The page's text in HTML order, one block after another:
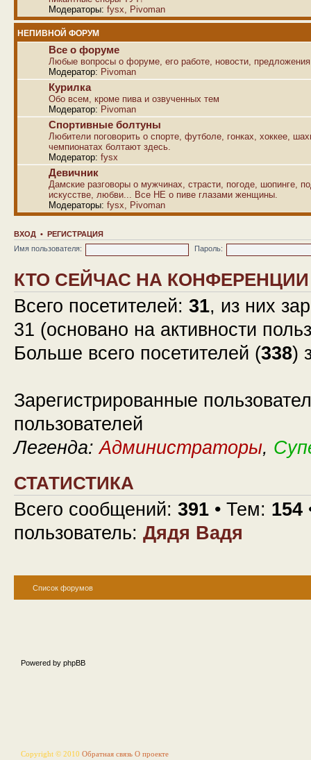
Модераторы: fysx Pivoman
НЕПИВНОЙ ФОРУМ
Все о форуме
Любые вопросы о форуме, его работе, новости,
Модератор: Pivoman
Курилка
Обо всем, кроме пива и озвученных тем
Модератор: Pivoman
Спортивные болтуны
Любители поговорить о спорте, футболе, гонках, хоккее,
чемпионатах болтают здесь.
Модератор: fysx
Девичник
Дамские разговоры о мужчинах, страсти, погоде, шопинге,
искусстве, любви... Все НЕ о пиве глазами женщины.
Модераторы: fysx Pivoman
ВХОД • РЕГИСТРАЦИЯ
Имя пользователя:
Пароль:
КТО СЕЙЧАС НА КОНФЕРЕНЦИИ
Всего посетителей: 31, из них
31 (основано на активности
Больше всего посетителей (338)
Зарегистрированные
пользователей
Легенда:Администраторы,
СТАТИСТИКА
Всего сообщений: 391 • Тем: 154
пользователь: Дядя Вадя
Список форумов
Powered by phpBB
Copyright © 2010 Обратная связь О проекте